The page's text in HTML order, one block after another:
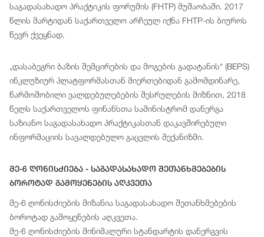
საგადასახადო პრაქტიკის ფორუმის (FHTP) მუშაობაში. 2017
წლის მარტიდან საქართველო არჩეულ იქნა FHTP-ის ბიუროს
წევრ ქვეყნად.
„დასაბეგრი ბაზის შემცირების და მოგების გადატანის“ (BEPS)
ინკლუზიურ პლატფორმასთან მიერთებიდან გამომდინარე,
წარმოშობილი ვალდებულებების შესრულების მიზნით, 2018
წელს საქართველოს ფინანსთა სამინისტრომ დანერგა
საზიანო საგადასახადო პრაქტიკასთან დაკავშირებული
ინფორმაციის სავალდებულო გაცვლის მექანიზმი.
Მე-6 Ღონისძიება - Საგადასახადო Შეთანხმებების
Ბოროტად Გამოყენების Აღკვეთა
მე-6 ღონისძიების მიზანია საგადასახადო შეთანხმებების
ბოროტად გამოყენების აღკვეთა.
მე-6 ღონისძიების მინიმალური სტანდარტის დანერგვის